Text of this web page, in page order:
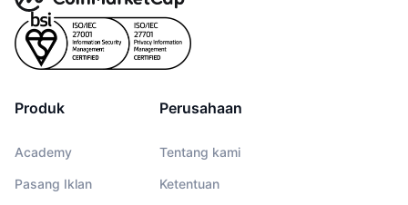
Produk
Academy
Pasang Iklan
Perusahaan
Tentang kami
Ketentuan